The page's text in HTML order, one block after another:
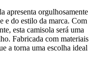
apresenta orgulhosamente
e do estilo da marca. Com
esta camisola será uma
Fabricada com materiais
a torna uma escolha ideal